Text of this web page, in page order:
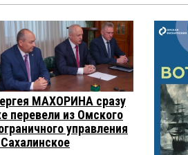
МАХОРИНА сразу
перевели из Омского
управления